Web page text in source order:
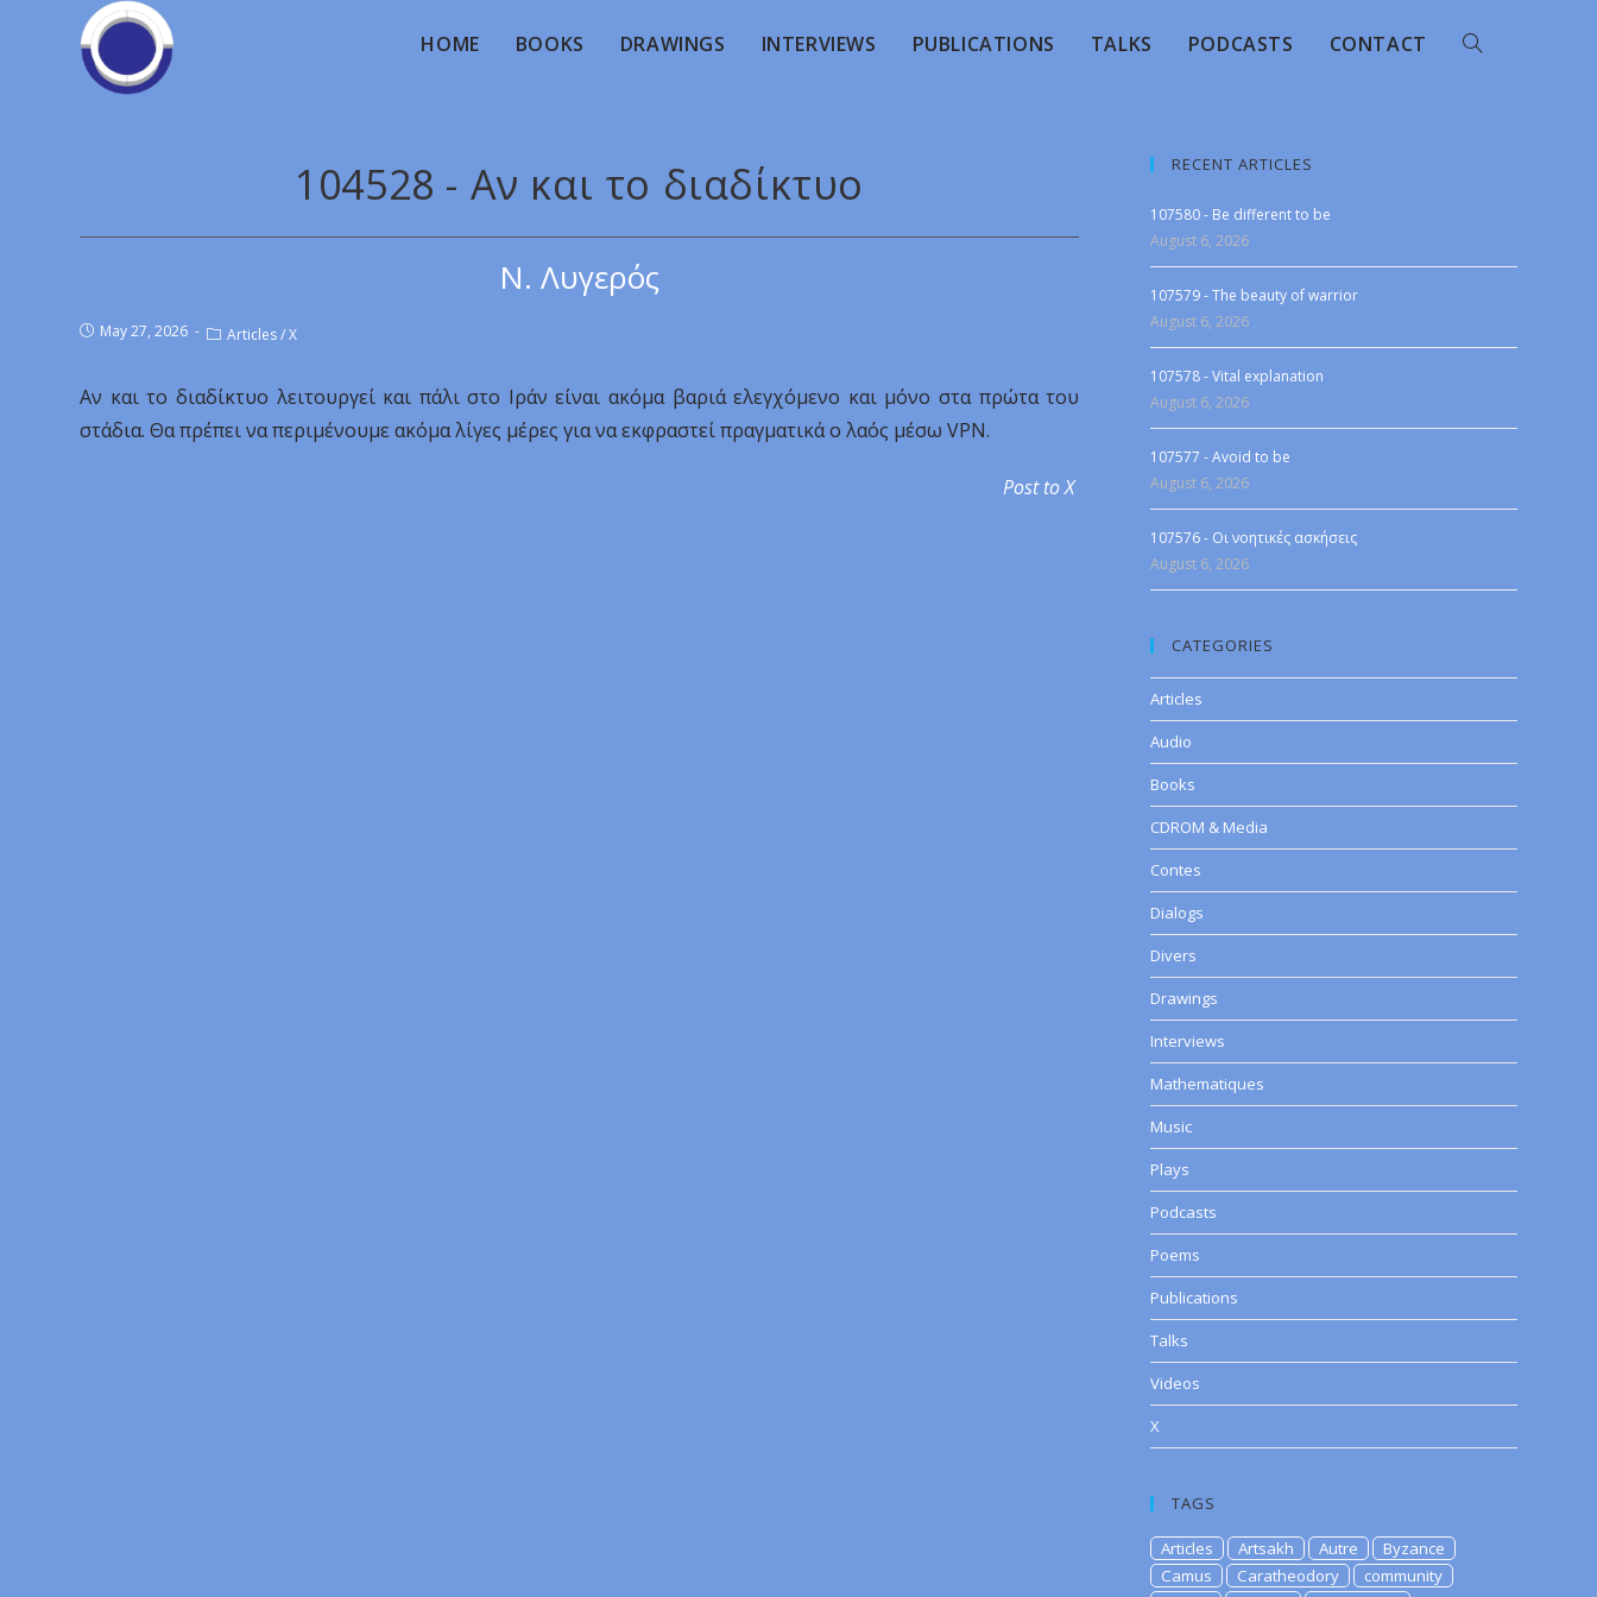
HOME BOOKS DRAWINGS INTERVIEWS PUBLICATIONS TALKS PODCASTS CONTACT
104528 - Αν και το διαδίκτυο
Ν. Λυγερός
May 27, 2026 Articles/X
Αν και το διαδίκτυο λειτουργεί και πάλι στο Ιράν είναι ακόμα βαριά ελεγχόμενο και μόνο στα πρώτα του
στάδια. Θα πρέπει να περιμένουμε ακόμα λίγες μέρες για να εκφραστεί πραγματικά ο λαός μέσω VPN.
Post to X
RECENT ARTICLES
107580 - Be different to be
August 6, 2026
107579 - The beauty of warrior
August 6, 2026
107578 - Vital explanation
August 6, 2026
107577 - Avoid to be
August 6, 2026
107576 - Οι νοητικές ασκήσεις
August 6, 2026
CATEGORIES
Articles
Audio
Books
CDROM & Media
Contes
Dialogs
Divers
Drawings
Interviews
Mathematiques
Music
Plays
Podcasts
Poems
Publications
Talks
Videos
X
TAGS
Articles Artsakh Autre
Byzance
Camus
Caratheodory
community